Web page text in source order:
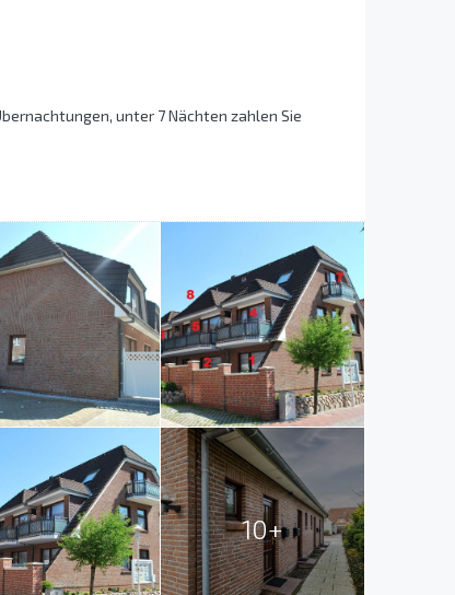
unter 7 Nächten zahlen Sie
10+